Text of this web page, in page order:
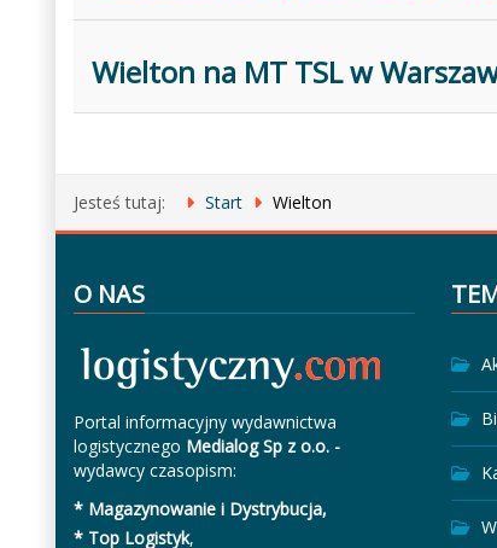
Wielton na MT TSL w
Jesteś tutaj: Start Wielton
O NAS
Portal informacyjny wydawnictwa
logistycznego Medialog Sp z o.o. -
wydawcy czasopism:
* Magazynowanie i Dystrybucja,
* Top Logistyk,